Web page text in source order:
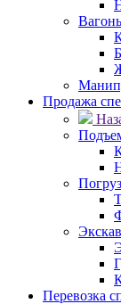
Продажа
Перевозка